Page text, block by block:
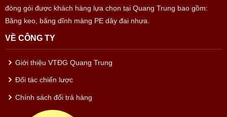
đóng gói được khách hàng lựa chọn tại Quang Trung bao gồm:
Băng keo, băng dĩnh màng PE dây đai nhựa.
VỀ CÔNG TY
Giới thiệu VTĐG Quang Trung
Đối tác chiến lược
Chính sách đổi trả hàng